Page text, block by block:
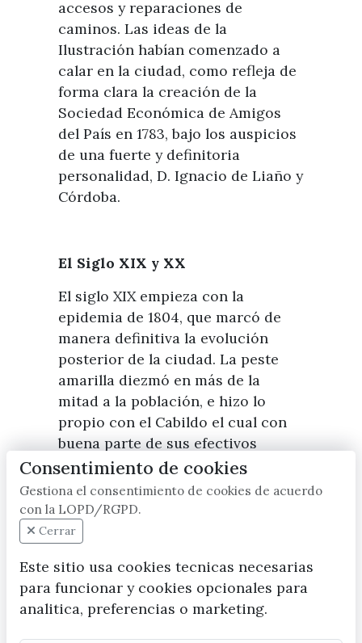
accesos y reparaciones de
caminos. Las ideas de la
Ilustración habían comenzado a
calar en la ciudad, como refleja de
forma clara la creación de la
Sociedad Económica de Amigos
del País en 1783, bajo los auspicios
de una fuerte y definitoria
personalidad, D. Ignacio de Liaño y
Córdoba.
El Siglo XIX y XX
El siglo XIX empieza con la
epidemia de 1804, que marcó de
manera definitiva la evolución
posterior de la ciudad. La peste
amarilla diezmó en más de la
mitad a la población, e hizo lo
propio con el Cabildo el cual con
buena parte de sus efectivos
muertos o huidos fue incapaz de
coger las riendas del gobierno en
esta situación de crisis, dejando la
jurisdicción en manos de un
militar, el ya citado teniente
coronel Ignacio de Liaño. La
posterior invasión de los ejércitos
napoleónicos y la consecuente
Consentimiento de cookies
Gestiona el consentimiento de cookies de acuerdo
con la LOPD/RGPD.
Cerrar
Este sitio usa cookies tecnicas necesarias
para funcionar y cookies opcionales para
analitica, preferencias o marketing.